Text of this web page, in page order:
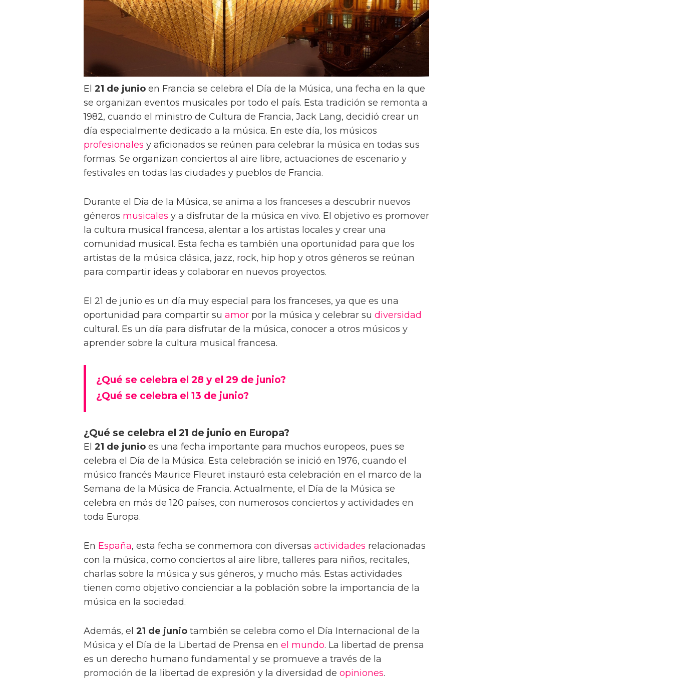
El 21 de junio en Francia se celebra el Día de la Música, una fecha en la que
se organizan eventos musicales por todo el país. Esta tradición se remonta a
1982, cuando el ministro de Cultura de Francia, Jack Lang, decidió crear un
día especialmente dedicado a la música. En este día, los músicos
profesionales y aficionados se reúnen para celebrar la música en todas sus
formas. Se organizan conciertos al aire libre, actuaciones de escenario y
festivales en todas las ciudades y pueblos de Francia.
Durante el Día de la Música, se anima a los franceses a descubrir nuevos
géneros musicales y a disfrutar de la música en vivo. El objetivo es promover
la cultura musical francesa, alentar a los artistas locales y crear una
comunidad musical. Esta fecha es también una oportunidad para que los
artistas de la música clásica, jazz, rock, hip hop y otros géneros se reúnan
para compartir ideas y colaborar en nuevos proyectos.
El 21 de junio es un día muy especial para los franceses, ya que es una
oportunidad para compartir su amor por la música y celebrar su diversidad
cultural. Es un día para disfrutar de la música, conocer a otros músicos y
aprender sobre la cultura musical francesa.
¿Qué se celebra el 28 y el 29 de junio?
¿Qué se celebra el 13 de junio?
¿Qué se celebra el 21 de junio en Europa?
El 21 de junio es una fecha importante para muchos europeos, pues se
celebra el Día de la Música. Esta celebración se inició en 1976, cuando el
músico francés Maurice Fleuret instauró esta celebración en el marco de la
Semana de la Música de Francia. Actualmente, el Día de la Música se
celebra en más de 120 países, con numerosos conciertos y actividades en
toda Europa.
En España, esta fecha se conmemora con diversas actividades relacionadas
con la música, como conciertos al aire libre, talleres para niños, recitales,
charlas sobre la música y sus géneros, y mucho más. Estas actividades
tienen como objetivo concienciar a la población sobre la importancia de la
música en la sociedad.
Además, el 21 de junio también se celebra como el Día Internacional de la
Música y el Día de la Libertad de Prensa en el mundo. La libertad de prensa
es un derecho humano fundamental y se promueve a través de la
promoción de la libertad de expresión y la diversidad de opiniones.